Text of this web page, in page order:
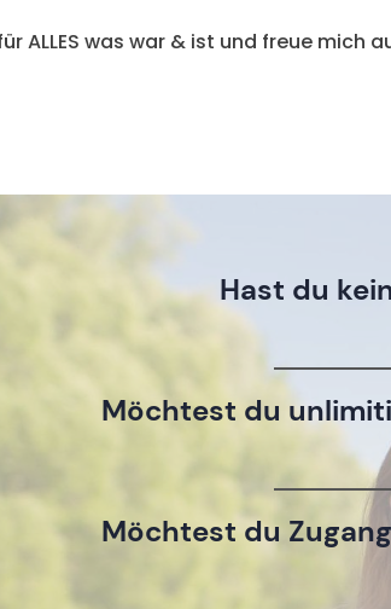
ALLES was war & ist und freue mich
Hast du
Möchtest du
Möchtest du